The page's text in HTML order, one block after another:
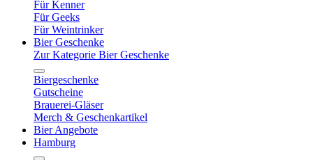
Für Kenner
Für Geeks
Für Weintrinker
Bier Geschenke
Zur Kategorie Bier Geschenke
Biergeschenke
Gutscheine
Brauerei-Gläser
Merch & Geschenkartikel
Bier Angebote
Hamburg